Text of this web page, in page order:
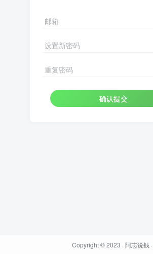
邮箱
设置新密码
重复密码
确认提交
Copyright © 2023 ·阿志说钱·